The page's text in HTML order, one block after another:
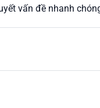
vấn đề nhanh